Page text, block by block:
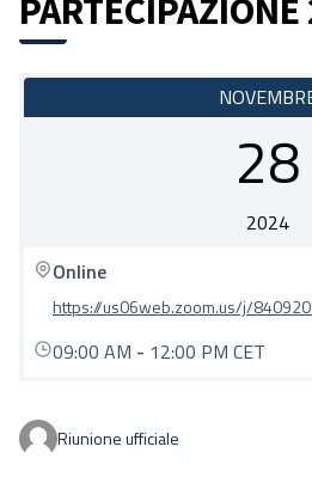
28
2024
Online
https://us06web.zoom.us/j/
09:00 AM - 12:00 PM CET
Riunione ufficiale